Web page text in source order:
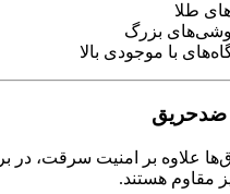
طلا
بزرگ
با موجودی بالا
ضدحریق
علاوه بر امنیت سرقت، در
مقاوم هستند.